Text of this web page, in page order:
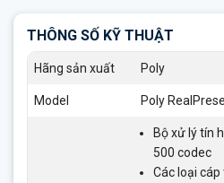
THÔNG SỐ KỸ THUẬT
Hãng sản xuất Poly
Model Poly
Bộ xử lý tín
500 codec
Các loại